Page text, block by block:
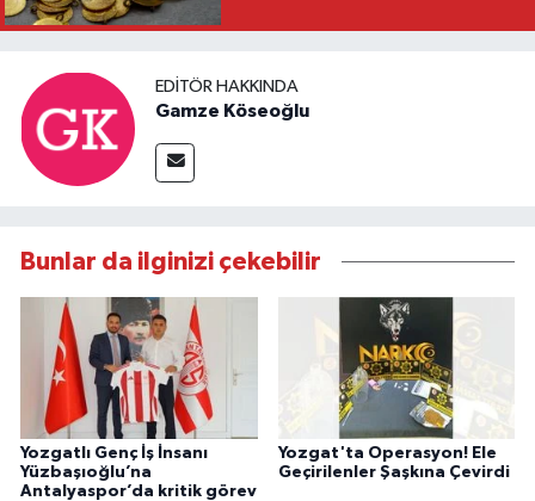
EDITÖR HAKKINDA
Gamze Köseoğlu
Bunlar da ilginizi çekebilir
Yozgatlı Genç İş İnsanı
Yüzbaşıoğlu’na
Antalyaspor’da kritik görev
Yozgat'ta Operasyon! Ele
Geçirilenler Şaşkına Çevirdi